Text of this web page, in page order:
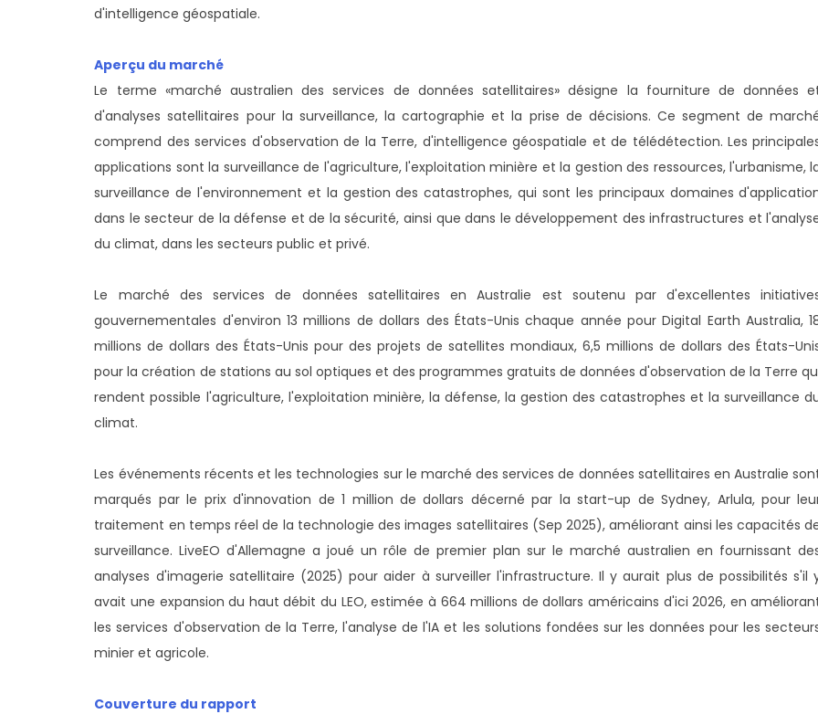
d'intelligence géospatiale.
Aperçu du marché
Le terme «marché australien des services de données satellitaires» désigne la fourniture de données
d'analyses satellitaires pour la surveillance, la cartographie et la prise de décisions. Ce segment de
comprend des services d'observation de la Terre, d'intelligence géospatiale et de télédétection. Les
applications sont la surveillance de l'agriculture, l'exploitation minière et la gestion des ressources, l'urbanisme,
surveillance de l'environnement et la gestion des catastrophes, qui sont les principaux domaines
dans le secteur de la défense et de la sécurité, ainsi que dans le développement des infrastructures et
du climat, dans les secteurs public et privé.
Le marché des services de données satellitaires en Australie est soutenu par d'excellentes
gouvernementales d'environ 13 millions de dollars des États-Unis chaque année pour Digital Earth Australia,
millions de dollars des États-Unis pour des projets de satellites mondiaux, 6,5 millions de dollars des États-
pour la création de stations au sol optiques et des programmes gratuits de données d'observation de la Terre
rendent possible l'agriculture, l'exploitation minière, la défense, la gestion des catastrophes et la surveillance
climat.
Les événements récents et les technologies sur le marché des services de données satellitaires en Australie
marqués par le prix d'innovation de 1 million de dollars décerné par la start-up de Sydney, Arlula, pour
traitement en temps réel de la technologie des images satellitaires (Sep 2025), améliorant ainsi les capacités
surveillance. LiveEO d'Allemagne a joué un rôle de premier plan sur le marché australien en fournissant
analyses d'imagerie satellitaire (2025) pour aider à surveiller l'infrastructure. Il y aurait plus de possibilités s'il
avait une expansion du haut débit du LEO, estimée à 664 millions de dollars américains d'ici 2026, en
les services d'observation de la Terre, l'analyse de l'IA et les solutions fondées sur les données pour les
minier et agricole.
Couverture du rapport